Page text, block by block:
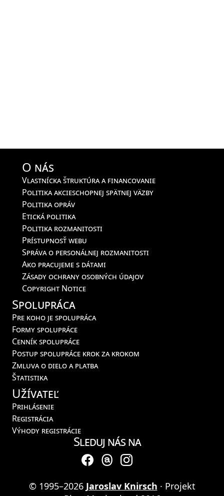
O nás
Vlastnícka štruktúra a financovanie
Politika akcieschopnej spätnej väzby
Politika opráv
Etická politika
Politika rozmanitosti
Prístupnosť webu
Správa o personálnej rozmanitosti
Ako pracujeme s dátami
Zásady ochrany osobných údajov
Copyright Notice
Spolupráca
Pre koho je spolupráca
Formy spolupráce
Cenník spolupráce
Postup spolupráce krok za krokom
Zmluva o dielo a platba
Štatistika
Užívateľ
Prihlásenie
Registrácia
Výhody registrácie
Sleduj nás na
© 1995–2026 Jaroslav Knirsch · Projekt